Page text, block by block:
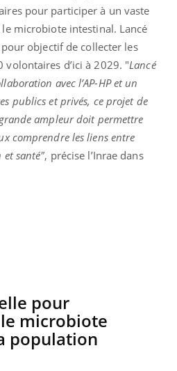
pour participer à un vaste
microbiote intestinal. Lancé
objectif de collecter les
d’ici à 2029. "Lancé
avec l’AP-HP et un
publics et privés, ce projet de
ampleur doit permettre
comprendre les liens entre
santé", précise l’Inrae dans
pour
microbiote
population